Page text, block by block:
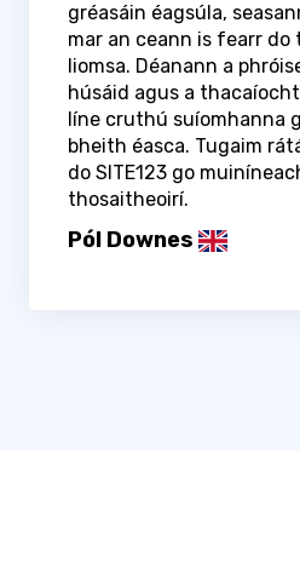
gréasáin éagsúla,
mar an ceann is fearr
liomsa. Déanann a
húsáid agus a
líne cruthú suíomhanna
bheith éasca. Tugaim
do SITE123 go
thosaitheoirí.
Pól Downes